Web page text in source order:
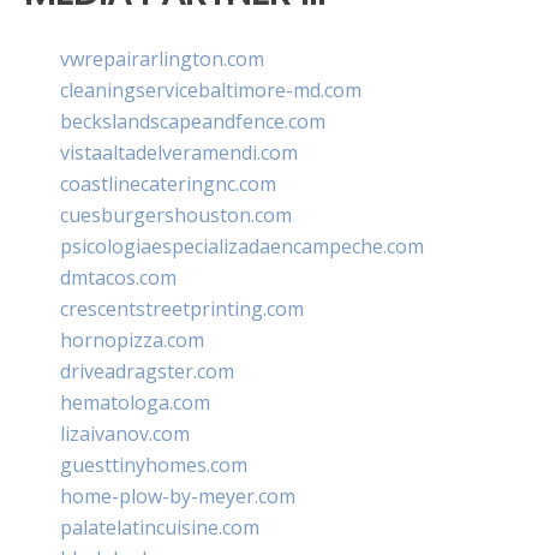
vwrepairarlington.com
cleaningservicebaltimore-md.com
beckslandscapeandfence.com
vistaaltadelveramendi.com
coastlinecateringnc.com
cuesburgershouston.com
psicologiaespecializadaencampeche.com
dmtacos.com
crescentstreetprinting.com
hornopizza.com
driveadragster.com
hematologa.com
lizaivanov.com
guesttinyhomes.com
home-plow-by-meyer.com
palatelatincuisine.com